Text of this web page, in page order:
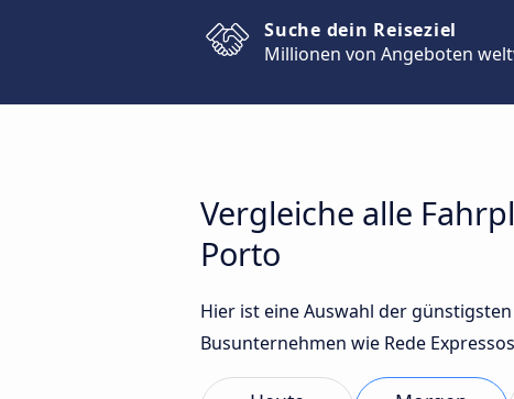
Suche dein Reiseziel
Millionen von Angeboten
Vergleiche alle
Porto
Hier ist eine Auswahl der
Busunternehmen wie Rede